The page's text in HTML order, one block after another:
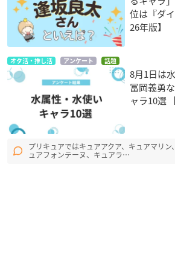
位は『ダ
26年版】
オタ活・推し活 アンケート 話題
8月1日は
冨岡義勇
ャラ10選
プリキュアではキュアアクア、キュアマリ
ュアフォンテーヌ、キュアラ…